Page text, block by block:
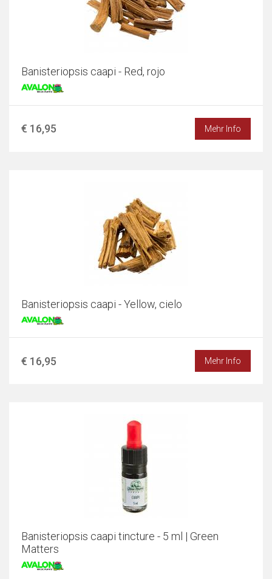
Banisteriopsis caapi - Red, rojo
€ 16,95 Mehr Info
Banisteriopsis caapi - Yellow, cielo
€ 16,95 Mehr Info
Banisteriopsis caapi tincture - 5 ml | Green
Matters